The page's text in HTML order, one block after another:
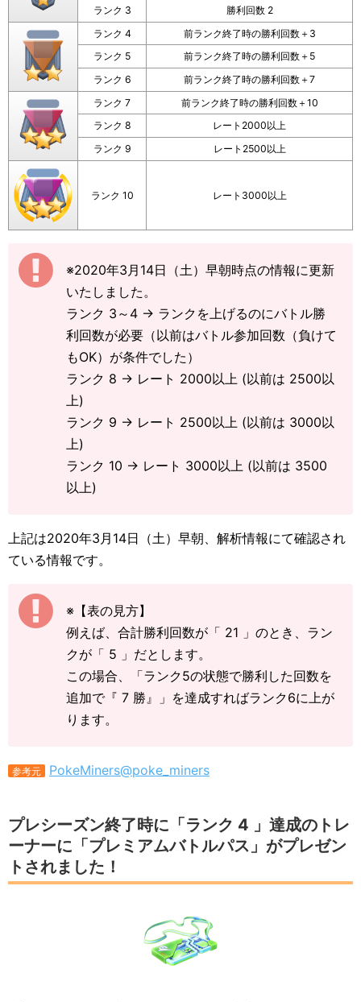
ランク 3
勝利回数 2
ランク 4
前ランク終了時の勝利回数＋3
ランク 5
前ランク終了時の勝利回数＋5
ランク 6
前ランク終了時の勝利回数＋7
ランク 7
前ランク終了時の勝利回数＋10
ランク 8
レート2000以上
ランク 9
レート2500以上
ランク 10 レート3000以上
※2020年3月14日（土）早朝時点の情報に更新
いたしました。
ランク 3～4 → ランクを上げるのにバトル勝
利回数が必要（以前はバトル参加回数（負けて
もOK）が条件でした）
ランク 8 → レート 2000以上 (以前は 2500以
上)
ランク 9 → レート 2500以上 (以前は 3000以
上)
ランク 10 → レート 3000以上 (以前は 3500
以上)
上記は2020年3月14日（土）早朝、解析情報にて確認され
ている情報です。
※【表の見方】
例えば、合計勝利回数が「 21 」のとき、ラン
クが「 5 」だとします。
この場合、「ランク5の状態で勝利した回数を
追加で『 7 勝』」を達成すればランク6に上が
ります。
参考元 PokeMiners@poke_miners
プレシーズン終了時に「ランク 4 」達成のトレ
ーナーに「プレミアムバトルパス」がプレゼン
トされました！